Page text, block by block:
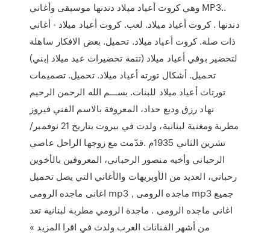
وهي كروت أعياد ميلاد دندنها موسيقى وأغاني MP3..
دندنها . كروت أعياد ميلاد. لعب. كروت أعياد ميلاد - أغاني
ذات صلة. كروت أعياد ميلاد. تحميل. بعض الافكار ساهلة
لتحضير بوفي أعياد ميلاد (تتمة تحضيرات عيد ميلاد إبني)
تحميل. أشكال تورته أعياد ميلاد. تحميل. تصميمات
تورتات أعياد ميلاد للبنات. بســـم الله الرحمن الرحيم
نهاد رزق وديع حداد، المعروفة بالاسم الفني فيروز
مطربة ومغنية لبنانية، ولدت في بيروت بتاريخ 21 نوفمبر/
تشرين الثاني 1935م .قدّمت مع زوجها الراحل عاصي
الرحباني وأخيه منصور الرحباني، المعروفين بالأخوين
رحباني، العديد من الأوبريهات والأغاني التي يصل تحميل
اغانى ماجده الرومى mp3 , ماجده الرومى mp3 جميع
اغانى ماجده الرومى . ماجدة الرومي مطربة لبنانية تعد
من أشهر الفنانات العرب ولدت في اقرا المزيد »